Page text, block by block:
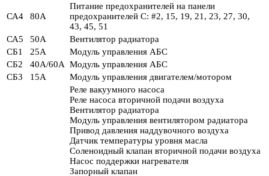
СА4 80А
Питание предохранителей на панели
предохранителей C: #2, 15, 19, 21, 23, 27, 30,
43, 45, 51
СА5
50А
Вентилятор радиатора
СБ1
25А
Модуль управления АБС
СБ2
40А/60А Модуль управления АБС
СБ3
15А
Модуль управления двигателем/мотором
Реле вакуумного насоса
Реле насоса вторичной подачи воздуха
Вентилятор радиатора
Модуль управления вентилятором радиатора
Привод давления наддувочного воздуха
Датчик температуры уровня масла
Соленоидный клапан вторичной подачи воздуха
Насос поддержки нагревателя
Запорный клапан